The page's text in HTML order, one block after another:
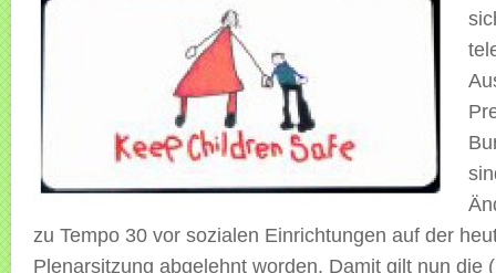
zu Tempo 30 vor sozialen Einrichtungen auf der
Plenarsitzung abgelehnt worden. Damit gilt nun die